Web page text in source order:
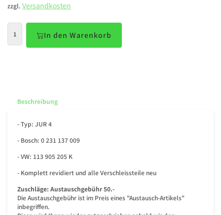
zzgl. Versandkosten
In den Warenkorb
Beschreibung
- Typ: JUR 4
- Bosch: 0 231 137 009
- VW: 113 905 205 K
- Komplett revidiert und alle Verschleissteile neu
Zuschläge: Austauschgebühr 50.-
Die Austauschgebühr ist im Preis eines "Austausch-Artikels"
inbegriffen.